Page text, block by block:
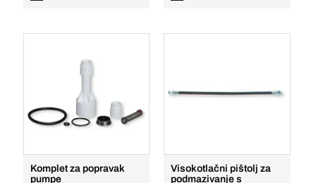
Komplet za popravak
pumpe
Visokotlačni pištolj za
podmazivanje s